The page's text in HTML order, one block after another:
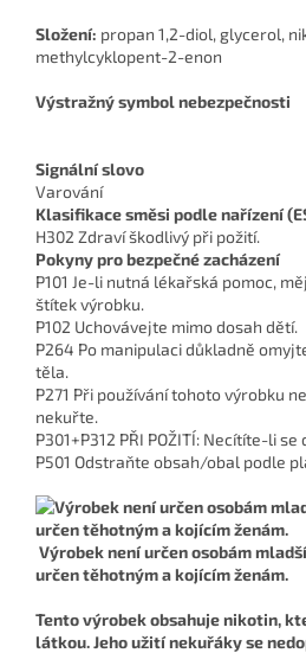
Složení: propan 1,2-diol, glycerol,
methylcyklopent-2-enon
Výstražný symbol nebezpečnosti
Signální slovo
Varování
Klasifikace směsi podle nařízení
H302 Zdraví škodlivý při požití.
Pokyny pro bezpečné zacházení
P101 Je-li nutná lékařská pomoc,
štítek výrobku.
P102 Uchovávejte mimo dosah dětí.
P264 Po manipulaci důkladně
těla.
P271 Při používání tohoto výrobku
nekuřte.
P301+P312 PŘI POŽITÍ: Necítíte-li
P501 Odstraňte obsah/obal podle
Výrobek není určen osobám
určen těhotným a kojícím ženám.
Tento výrobek obsahuje nikotin,
látkou. Jeho užití nekuřáky se